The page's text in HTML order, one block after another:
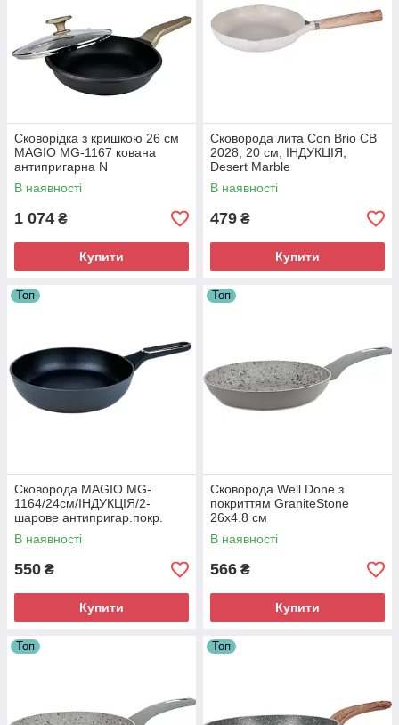
Сковорідка з кришкою 26 см
MAGIO MG-1167 кована
антипригарна N
В наявності
1 074 ₴
Купити
Сковорода лита Con Brio СВ
2028, 20 см, ІНДУКЦІЯ,
Desert Marble
В наявності
479 ₴
Купити
Топ
Сковорода MAGIO MG-
1164/24см/ІНДУКЦІЯ/2-
шарове антипригар.покр.
В наявності
550 ₴
Купити
Топ
Сковорода Well Done з
покриттям GraniteStone
26х4.8 см
В наявності
566 ₴
Купити
Топ Топ